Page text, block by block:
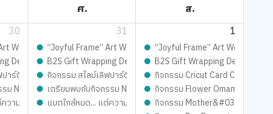
ศ.
ส.
30 31 1
จอยทุกเจน กับ เก่งน้ำปิง
เดียวในโลก เติมเต็มความสนุก จอยทุกเจน กับ เก่งน้ำปิง
Workshop ดีไซน์เฟรมการ์ด ชิ้นเดียวในโลก เติมเต็มความสนุก จอยทุกเจน กั
“Joyful Frame” Art Workshop ดีไซน์เฟรมการ์ด ชิ้นเดียวในโลก
“Joyful Frame” Art Workshop
อยทุกเจน
Playfull: ส่งมอบความสุข สนุกจอยทุกเจน
Design contest 2026 LIVE Playfull: ส่งมอบความสุข สนุกจอยทุกเจน
B2S Gift Wrapping Design contest 2026 LIVE Playfull: ส่งม
B2S Gift Wrapping Design
LOVE PARTY By Elmer’s
าร์ตี้ ปั้นสนุกสุดมุ้งมิ้ง - Magical SLIME LOVE PARTY By Elmer’s
กิจกรรม สไลม์เลิฟปาร์ตี้ ปั้นสนุกสุดมุ้งมิ้ง - Magical SLIME LOVE
กิจกรรม Cricut Card Craft – ป
!!
ม New Trainer Journey On Tour !!
เตรียมพบกับกิจกรรม New Trainer Journey On Tour !!
กิจกรรม Flower Omamori Craft
วามสนุกยังชาร์จได้!แบตใกล้หมด... แต่ความสนุกยังชาร์จได้!กิจกรรม Mother&#039;s Day